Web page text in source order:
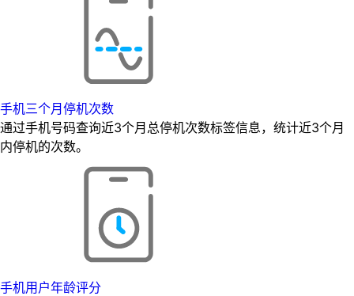
手机三个月停机次数
通过手机号码查询近3个月总停机次数标签信息，统计近3个月
内停机的次数。
手机用户年龄评分